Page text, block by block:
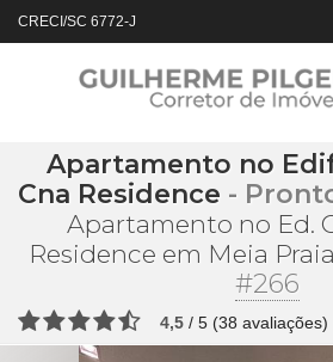
CRECI/SC 6772-J
Apartamento no
Cna Residence -
Apartamento no Ed.
Residence em Meia
#266
4,5 / 5 (38 avaliações)